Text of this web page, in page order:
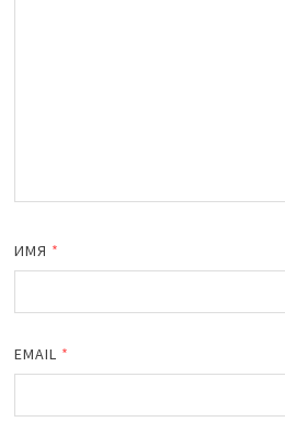
ИМЯ *
EMAIL *